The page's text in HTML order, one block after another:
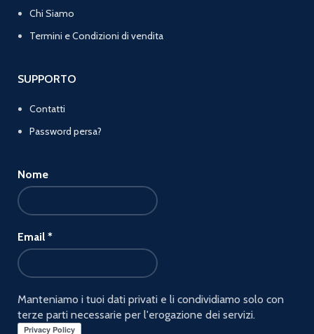
Chi Siamo
Termini e Condizioni di vendita
SUPPORTO
Contatti
Password persa?
Nome
Email *
Manteniamo i tuoi dati privati e li condividiamo solo con
terze parti necessarie per l'erogazione dei servizi.